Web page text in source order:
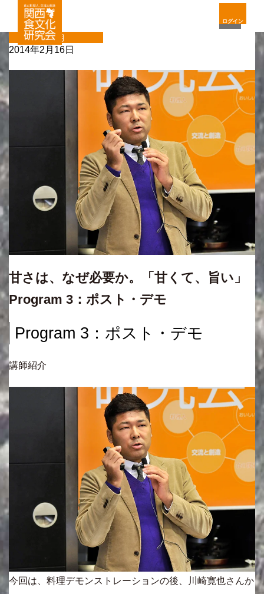
ログイン
定期
2014年2月16日
甘さは、なぜ必要か。「甘くて、旨い」
Program 3：ポスト・デモ
Program 3：ポスト・デモ
講師紹介
今回は、料理デモンストレーションの後、川崎寛也さんか